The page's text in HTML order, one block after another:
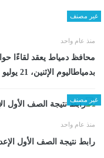
غير مصنف
منذ عام واحد
محافظ دمياط يعقد لقاءًا
بدمياطاليوم الإثنين، 21 يوليو 2025 05:12 مـ
غير مصنف
منذ عام واحد
رابط نتيجة الصف الأول